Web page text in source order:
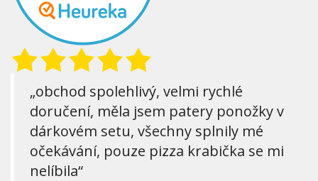
„obchod spolehlivý, velmi rychlé
doručení, měla jsem patery ponožky v
dárkovém setu, všechny splnily mé
očekávání, pouze pizza krabička se mi
nelíbila“